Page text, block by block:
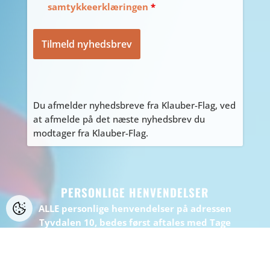
samtykkeerklæringen *
Du afmelder nyhedsbreve fra Klauber-Flag, ved
at afmelde på det næste nyhedsbrev du
modtager fra Klauber-Flag.
PERSONLIGE HENVENDELSER
ALLE personlige henvendelser på adressen
Tyvdalen 10, bedes først aftales med Tage